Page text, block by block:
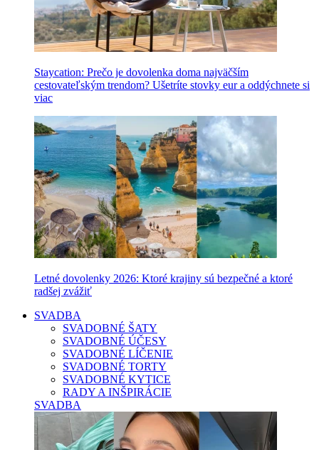
Staycation: Prečo je dovolenka doma najväčším
cestovateľským trendom? Ušetríte stovky eur a oddýchnete si
viac
Letné dovolenky 2026: Ktoré krajiny sú bezpečné a ktoré
radšej zvážiť
SVADBA
SVADOBNÉ ŠATY
SVADOBNÉ ÚČESY
SVADOBNÉ LÍČENIE
SVADOBNÉ TORTY
SVADOBNÉ KYTICE
RADY A INŠPIRÁCIE
SVADBA